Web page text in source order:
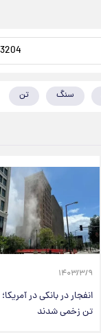
سنگ تن
۱۴۰۳/۳/۹
تن زخمی شدند